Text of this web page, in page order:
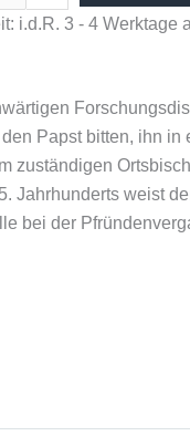
i.d.R. 3 - 4 Werktage
Papst bitten, ihn
weist
bei der